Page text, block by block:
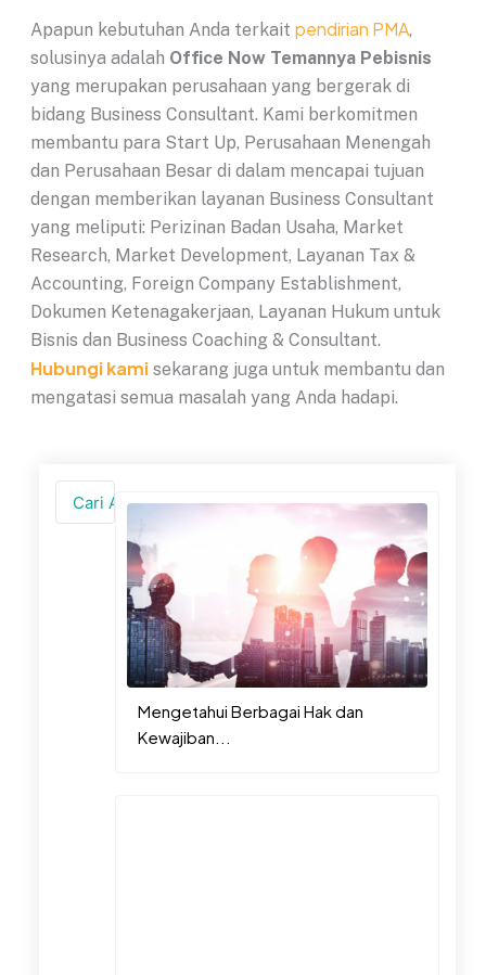
Apapun kebutuhan Anda terkait pendirian PMA,
solusinya adalah Office Now Temannya Pebisnis
yang merupakan perusahaan yang bergerak di
bidang Business Consultant. Kami berkomitmen
membantu para Start Up, Perusahaan Menengah
dan Perusahaan Besar di dalam mencapai tujuan
dengan memberikan layanan Business Consultant
yang meliputi: Perizinan Badan Usaha, Market
Research, Market Development, Layanan Tax &
Accounting, Foreign Company Establishment,
Dokumen Ketenagakerjaan, Layanan Hukum untuk
Bisnis dan Business Coaching & Consultant.
Hubungi kamisekarang juga untuk membantu dan
mengatasi semua masalah yang Anda hadapi.
Mengetahui Berbagai Hak dan
Kewajiban...